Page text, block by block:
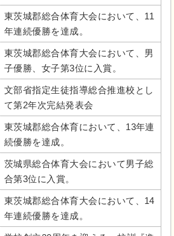
東茨城郡総合体育大会において、11
年連続優勝を達成。
東茨城郡総合体育大会において、男
子優勝、女子第3位に入賞。
文部省指定生徒指導総合推進校とし
て第2年次完結発表会
東茨城郡総合体育において、13年連
続優勝を達成。
茨城県総合体育大会において男子総
合第3位に入賞。
東茨城郡総合体育大会において、14
年連続優勝を達成。